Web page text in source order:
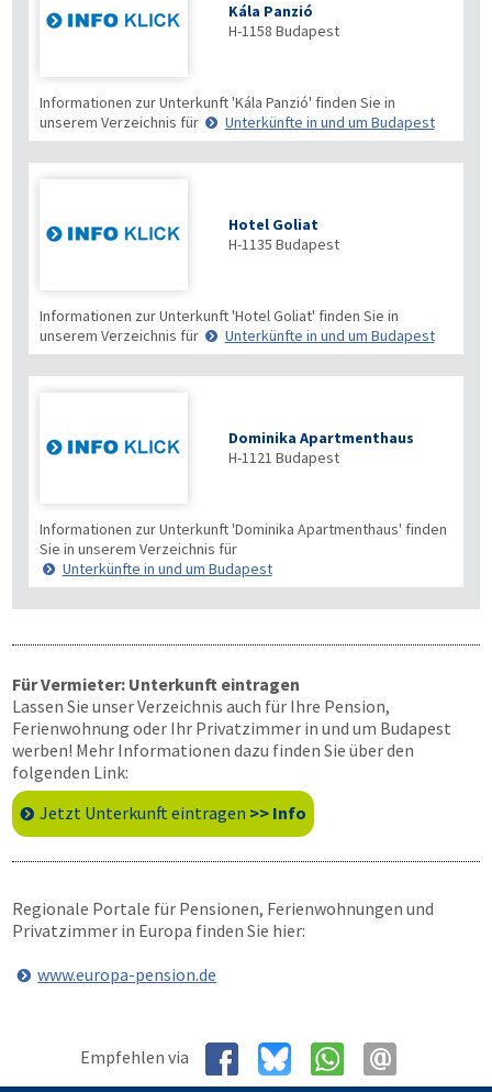
Kála Panzió
H-1158 Budapest
Informationen zur Unterkunft 'Kála Panzió' finden Sie in
unserem Verzeichnis für
Unterkünfte in und um Budapest
Hotel Goliat
H-1135 Budapest
Informationen zur Unterkunft 'Hotel Goliat' finden Sie in
unserem Verzeichnis für
Unterkünfte in und um Budapest
Dominika Apartmenthaus
H-1121 Budapest
Informationen zur Unterkunft 'Dominika Apartmenthaus' finden
Sie in unserem Verzeichnis für
Unterkünfte in und um Budapest
Für Vermieter: Unterkunft eintragen
Lassen Sie unser Verzeichnis auch für Ihre Pension,
Ferienwohnung oder Ihr Privatzimmer in und um Budapest
werben! Mehr Informationen dazu finden Sie über den
folgenden Link:
Jetzt Unterkunft eintragen >> Info
Regionale Portale für Pensionen, Ferienwohnungen und
Privatzimmer in Europa finden Sie hier:
www.europa-pension.de
Empfehlen via